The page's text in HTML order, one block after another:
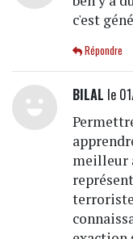
c'est
Répondre
BILAL le
meilleur